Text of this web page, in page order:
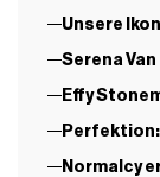
Unsere
Serena
Effy
Perfektion:
Normalcy